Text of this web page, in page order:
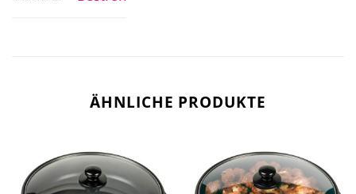
ÄHNLICHE PRODUKTE